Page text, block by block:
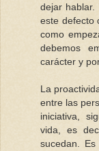
dejar hablar.
este defecto
como
debemos
carácter y
La
entre las
iniciativa,
vida, es
sucedan.